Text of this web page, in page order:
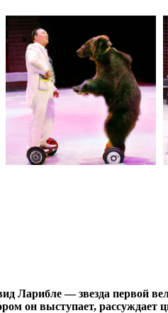
Ларибле — звезда первой
он выступает, рассуждает